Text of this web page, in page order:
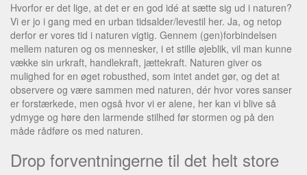
Hvorfor er det lige, at det er en god idé at sætte sig ud i naturen?
Vi er jo i gang med en urban tidsalder/levestil her. Ja, og netop
derfor er vores tid i naturen vigtig. Gennem (gen)forbindelsen
mellem naturen og os mennesker, i et stille øjeblik, vil man kunne
vække sin urkraft, handlekraft, jættekraft. Naturen giver os
mulighed for en øget robusthed, som intet andet gør, og det at
observere og være sammen med naturen, dér hvor vores sanser
er forstærkede, men også hvor vi er alene, her kan vi blive så
ydmyge og høre den larmende stilhed før stormen og på den
måde rådføre os med naturen.
Drop forventningerne til det helt store